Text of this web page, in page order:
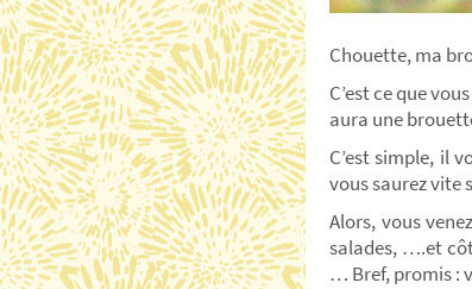
Chouette, ma
C’est ce que
aura une
C’est simple, il
vous saurez vite
Alors, vous
salades, ….et
… Bref, promis :